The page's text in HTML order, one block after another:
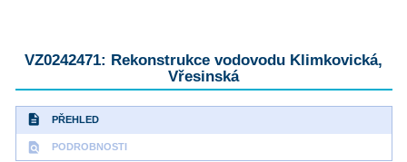
VZ0242471: Rekonstrukce vodovodu Klimkovická,
Vřesinská
description PŘEHLED
find_in_page PODROBNOSTI